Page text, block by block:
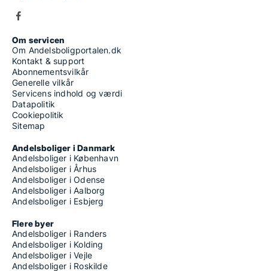
Om servicen
Om Andelsboligportalen.dk
Kontakt & support
Abonnementsvilkår
Generelle vilkår
Servicens indhold og værdi
Datapolitik
Cookiepolitik
Sitemap
Andelsboliger i Danmark
Andelsboliger i København
Andelsboliger i Århus
Andelsboliger i Odense
Andelsboliger i Aalborg
Andelsboliger i Esbjerg
Flere byer
Andelsboliger i Randers
Andelsboliger i Kolding
Andelsboliger i Vejle
Andelsboliger i Roskilde